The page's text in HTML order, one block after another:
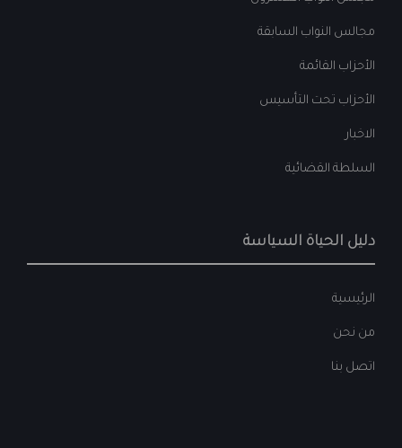
مجالس النواب السابقة
الأحزاب القائمة
الأحزاب تحت التأسيس
الاخبار
السلطة القضائية
دليل الحياة السياسة
الرئيسية
من نحن
اتصل بنا